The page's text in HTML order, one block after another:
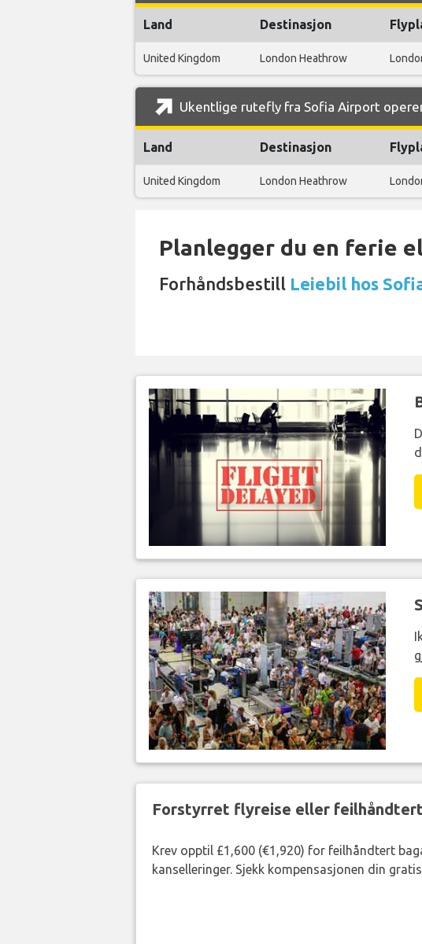
Land Destinasjon
United Kingdom London Heathrow
Ukentlige rutefly fra Sofia Airport
Land Destinasjon
United Kingdom London Heathrow
Planlegger du en ferie
Forhåndsbestill Leiebil hos
Forstyrret flyreise eller feilhåndtert
Krev opptil £1,600 (€1,920) for feilhåndtert
kanselleringer. Sjekk kompensasjonen din gratis.